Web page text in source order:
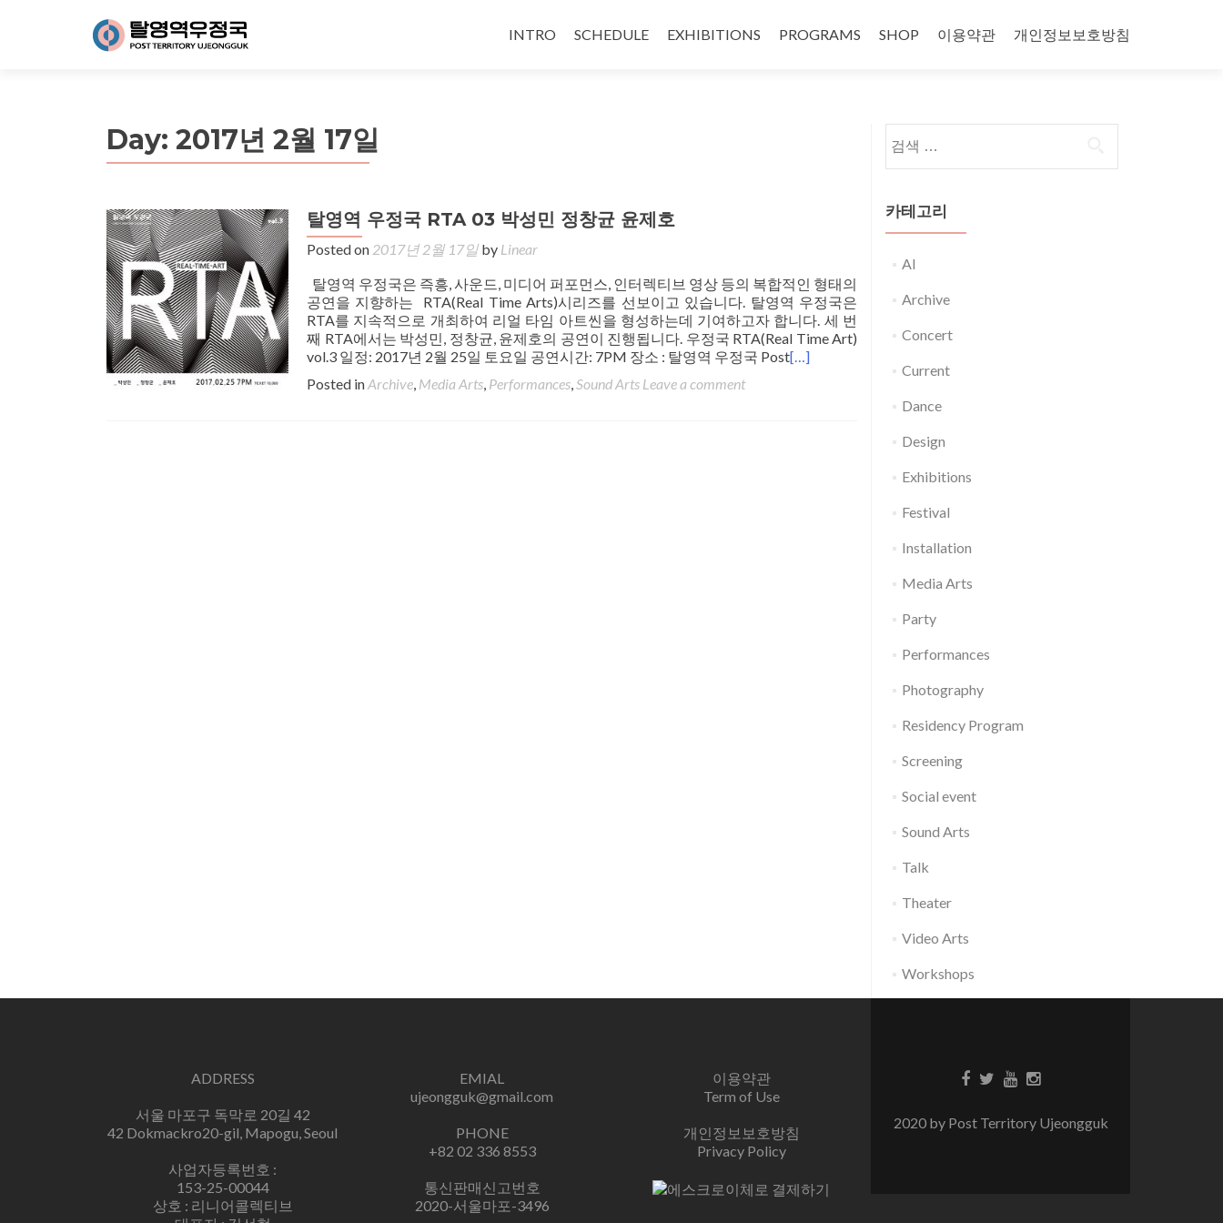
INTRO SCHEDULE EXHIBITIONS PROGRAMS SHOP 이용약관 개인정보보호방침
Day: 2017년 2월 17일
탈영역 우정국 RTA 03 박성민 정창균 윤제호
Posted on 2017년 2월 17일by Linear
탈영역 우정국은 즉흥, 사운드, 미디어 퍼포먼스, 인터렉티브 영상 등의 복합적인 형태의
공연을 지향하는 RTA(Real Time Arts)시리즈를 선보이고 있습니다. 탈영역 우정국은
RTA를 지속적으로 개최하여 리얼 타임 아트씬을 형성하는데 기여하고자 합니다. 세 번
째 RTA에서는 박성민, 정창균, 윤제호의 공연이 진행됩니다. 우정국 RTA(Real Time Art)
vol.3 일정: 2017년 2월 25일 토요일 공연시간: 7PM 장소 : 탈영역 우정국 Post[…]
Posted inArchive, Media Arts, Performances,Sound Arts Leave a comment
카테고리
AI
Archive
Concert
Current
Dance
Design
Exhibitions
Festival
Installation
Media Arts
Party
Performances
Photography
Residency Program
Screening
Social event
Sound Arts
Talk
Theater
Video Arts
Workshops
ADDRESS
서울 마포구 독막로 20길 42
42 Dokmackro20-gil, Mapogu, Seoul
사업자등록번호 :
153-25-00044
상호 : 리니어콜렉티브
EMIAL
ujeongguk@gmail.com
PHONE
+82 02 336 8553
통신판매신고번호
2020-서울마포-3496
이용약관
Term of Use
개인정보보호방침
Privacy Policy
2020 by Post Territory Ujeongguk